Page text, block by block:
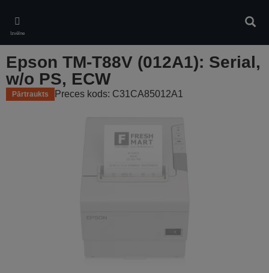
main
content
Izvēlne
Epson TM-T88V (012A1): Serial,
w/o PS, ECW
Pārtraukts Preces kods: C31CA85012A1